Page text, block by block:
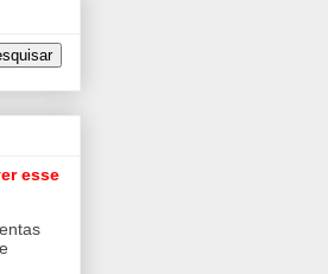
esse